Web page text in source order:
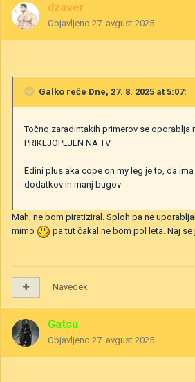
dzaver
Objavljeno 27. avgust 2025
Galko reče Dne, 27. 8. 2025 at 5:07:
Točno zaradintakih primerov se oporablja
PRIKLJOPLJEN NA TV
Edini plus aka cope on my leg je to, da
dodatkov in manj bugov
Mah, ne bom piratiziral. Sploh pa ne
mimo
pa tut čakal ne bom pol leta. Naj se
Navedek
Gatsu
Objavljeno 27. avgust 2025